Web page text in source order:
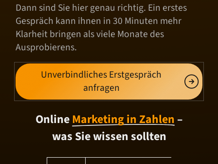
Dann sind Sie hier genau richtig. Ein erstes
Gespräch kann ihnen in 30 Minuten mehr
Klarheit bringen als viele Monate des
Ausprobierens.
Unverbindliches Erstgespräch
anfragen
OnlineMarketing in Zahlen –
was Sie wissen sollten